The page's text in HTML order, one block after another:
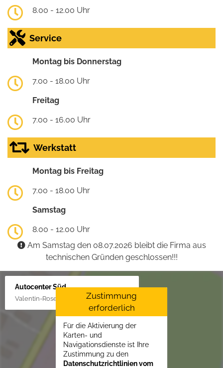
8.00 - 12.00 Uhr
Service
Montag bis Donnerstag
7.00 - 18.00 Uhr
Freitag
7.00 - 16.00 Uhr
Werkstatt
Montag bis Freitag
7.00 - 18.00 Uhr
Samstag
8.00 - 12.00 Uhr
Am Samstag den 08.07.2026 bleibt die Firma aus
technischen Gründen geschlossen!!!
Autocenter Süd
Valentin-Rose-Str. 3, 16816 Neuruppin
Zustimmung
erforderlich
Für die Aktivierung der
Karten- und
Navigationsdienste ist Ihre
Zustimmung zu den
Datenschutzrichtlinien vom